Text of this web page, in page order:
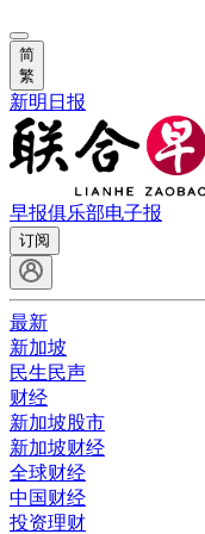
简
繁
新明日报
早报俱乐部电子报
订阅
最新
新加坡
民生民声
财经
新加坡股市
新加坡财经
全球财经
中国财经
投资理财